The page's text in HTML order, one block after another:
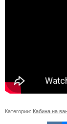
Категории: Кабина на